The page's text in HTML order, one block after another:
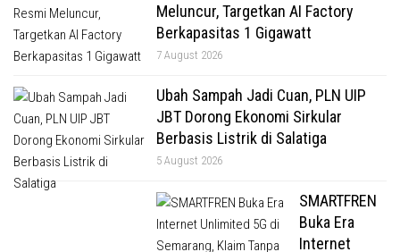
Meluncur, Targetkan AI Factory
Berkapasitas 1 Gigawatt
7 August 2026
Ubah Sampah Jadi Cuan, PLN UIP
JBT Dorong Ekonomi Sirkular
Berbasis Listrik di Salatiga
5 August 2026
SMARTFREN
Buka Era
Internet